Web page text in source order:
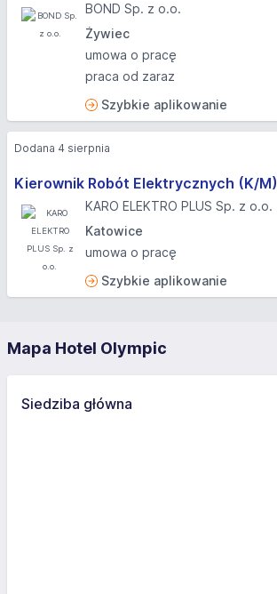
BOND Sp. z o.o.
Żywiec
umowa o pracę
praca od zaraz
Szybkie aplikowanie
Kierownik Robót Elektrycznych (K/M)
KARO ELEKTRO PLUS Sp. z o.o.
Katowice
umowa o pracę
Szybkie aplikowanie
Dodana 4 sierpnia
Mapa Hotel Olympic
Siedziba główna